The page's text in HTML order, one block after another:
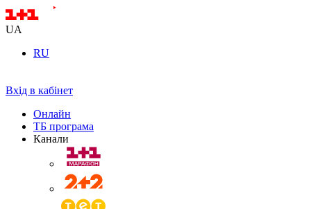
UA
RU
Вхід в кабінет
Онлайн
ТБ програма
Канали